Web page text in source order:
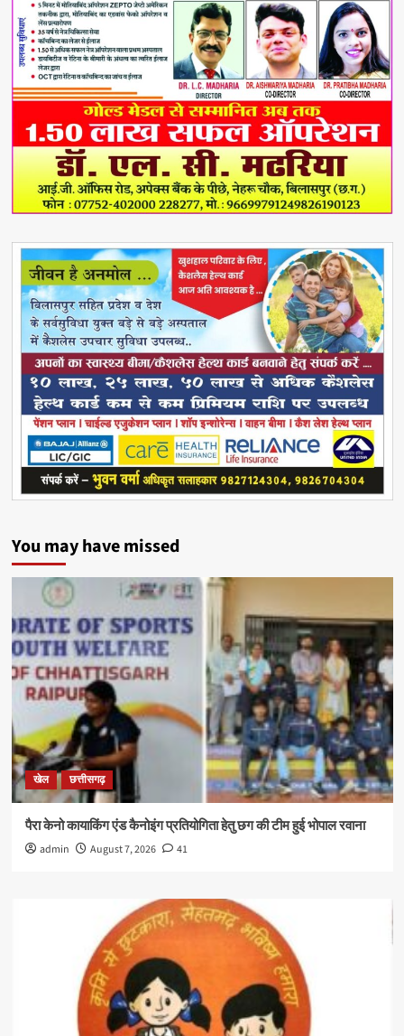
You may have missed
खेल छत्तीसगढ़
पैरा केनो कायाकिंग एंड कैनोइंग प्रतियोगिता हेतु छग की टीम हुई भोपाल रवाना
admin August 7, 2026 41